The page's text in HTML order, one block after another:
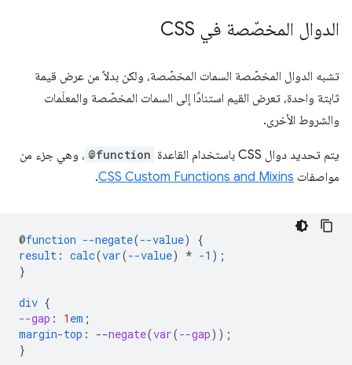
الدوال المخصّصة في CSS
تشبه الدوال المخصّصة السمات المخصّصة، ولكن بدلاً من عرض قيمة
ثابتة واحدة، تعرض القيم استنادًا إلى السمات المخصّصة والمعلَمات
والشروط الأخرى.
يتم تحديد دوال CSS باستخدام القاعدة @function ، وهي جزء من
مواصفات CSS Custom Functions and Mixins
.
@function --negate(--value)
{
result : calc(var(--value) * -1 );
}
div {
--gap : 1 em ;
margin-top : --negate(var(--gap));
}